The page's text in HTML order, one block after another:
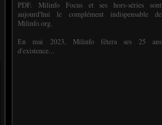
PDF. Milinfo Focus et ses hors-séries sont
aujourd'hui le complément indispensable de
Milinfo.org.
En mai 2023, Milinfo fêtera ses 25 ans
d'existence...